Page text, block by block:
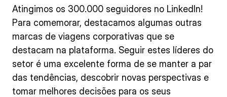
Atingimos os 300.000 seguidores no LinkedIn!
Para comemorar, destacamos algumas outras
marcas de viagens corporativas que se
destacam na plataforma. Seguir estes líderes do
setor é uma excelente forma de se manter a par
das tendências, descobrir novas perspectivas e
tomar melhores decisões para os seus